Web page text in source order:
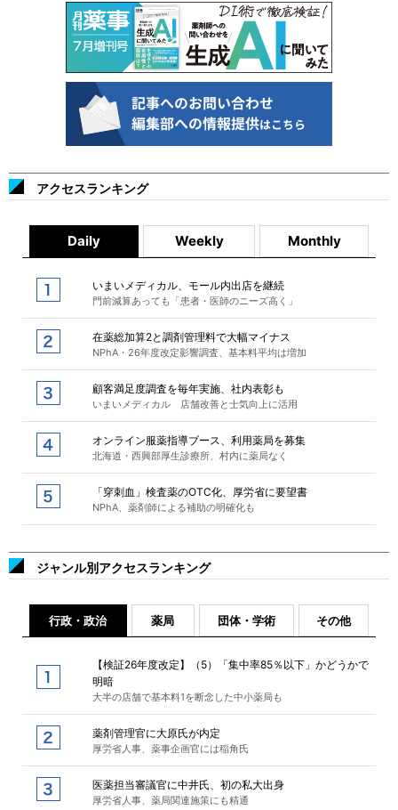
アクセスランキング
Daily Weekly Monthly
いまいメディカル、モール内出店を継続
門前減算あっても「患者・医師のニーズ高く」
在薬総加算2と調剤管理料で大幅マイナス
NPhA・26年度改定影響調査、基本料平均は増加
顧客満足度調査を毎年実施、社内表彰も
いまいメディカル 店舗改善と士気向上に活用
オンライン服薬指導ブース、利用薬局を募集
北海道・西興部厚生診療所、村内に薬局なく
「穿刺血」検査薬のOTC化、厚労省に要望書
NPhA、薬剤師による補助の明確化も
ジャンル別アクセスランキング
行政・政治 薬局 団体・学術 その他
【検証26年度改定】（5）「集中率85％以下」かどうかで
明暗
大半の店舗で基本料1を断念した中小薬局も
薬剤管理官に大原氏が内定
厚労省人事、薬事企画官には稲角氏
医薬担当審議官に中井氏、初の私大出身
厚労省人事、薬局関連施策にも精通